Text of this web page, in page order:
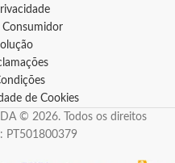
Consumidor
de Cookies
© 2026. Todos os direitos
PT501800379